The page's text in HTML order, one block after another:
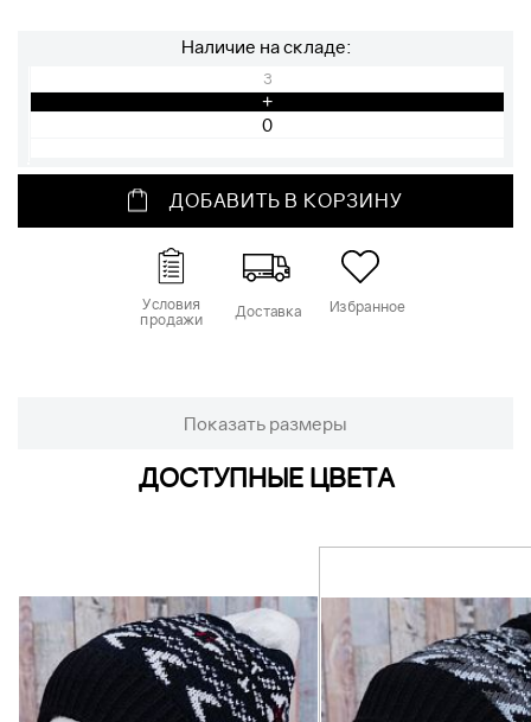
Наличие на складе:
3
+
ДОБАВИТЬ В КОРЗИНУ
Условия
продажи Доставка Избранное
Показать размеры
ДОСТУПНЫЕ ЦВЕТА